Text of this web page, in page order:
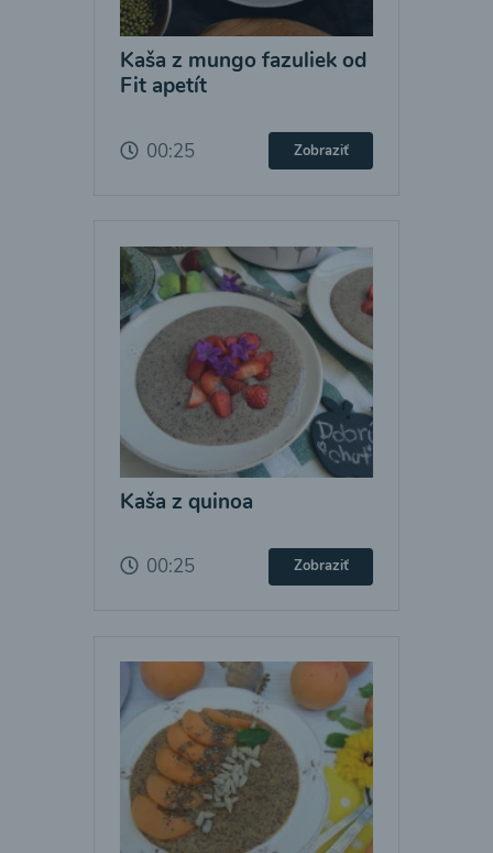
Kaša z mungo fazuliek od
Fit apetít
00:25 Zobraziť
Kaša z quinoa
00:25 Zobraziť